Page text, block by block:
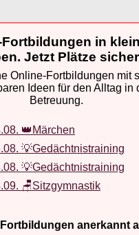
in
Jetzt Plätze
Online-Fortbildungen mit
Ideen für den Alltag in
Betreuung.
👑Märchen
💡Gedächtnistraining
💡Gedächtnistraining
🪑Sitzgymnastik
anerkannt